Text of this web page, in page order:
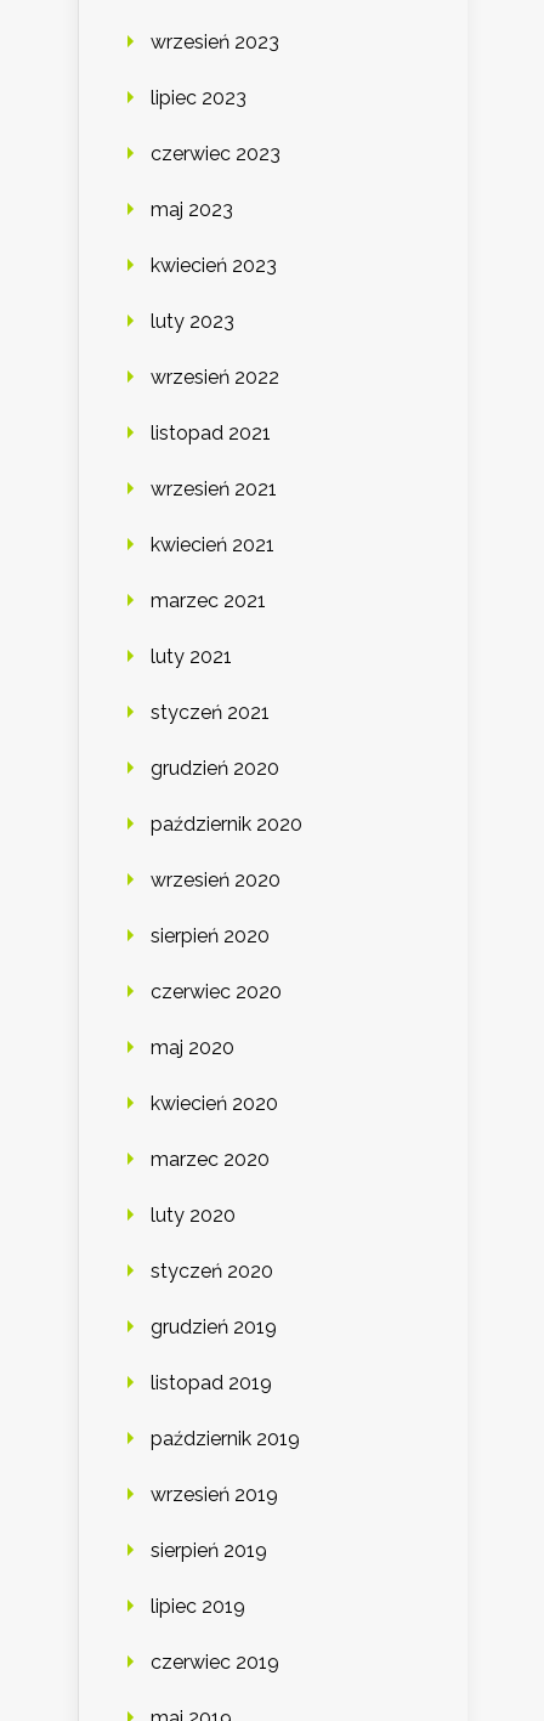
wrzesień 2023
lipiec 2023
czerwiec 2023
maj 2023
kwiecień 2023
luty 2023
wrzesień 2022
listopad 2021
wrzesień 2021
kwiecień 2021
marzec 2021
luty 2021
styczeń 2021
grudzień 2020
październik 2020
wrzesień 2020
sierpień 2020
czerwiec 2020
maj 2020
kwiecień 2020
marzec 2020
luty 2020
styczeń 2020
grudzień 2019
listopad 2019
październik 2019
wrzesień 2019
sierpień 2019
lipiec 2019
czerwiec 2019